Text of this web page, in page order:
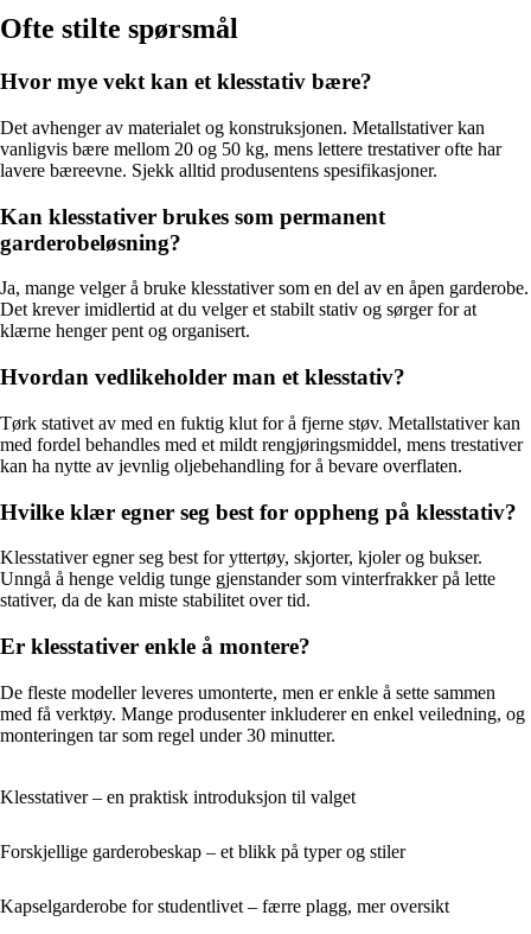
Ofte stilte spørsmål
Hvor mye vekt kan et klesstativ bære?
Det avhenger av materialet og konstruksjonen. Metallstativer kan
vanligvis bære mellom 20 og 50 kg, mens lettere trestativer ofte har
lavere bæreevne. Sjekk alltid produsentens spesifikasjoner.
Kan klesstativer brukes som permanent
garderobeløsning?
Ja, mange velger å bruke klesstativer som en del av en åpen garderobe.
Det krever imidlertid at du velger et stabilt stativ og sørger for at
klærne henger pent og organisert.
Hvordan vedlikeholder man et klesstativ?
Tørk stativet av med en fuktig klut for å fjerne støv. Metallstativer kan
med fordel behandles med et mildt rengjøringsmiddel, mens trestativer
kan ha nytte av jevnlig oljebehandling for å bevare overflaten.
Hvilke klær egner seg best for oppheng på klesstativ?
Klesstativer egner seg best for yttertøy, skjorter, kjoler og bukser.
Unngå å henge veldig tunge gjenstander som vinterfrakker på lette
stativer, da de kan miste stabilitet over tid.
Er klesstativer enkle å montere?
De fleste modeller leveres umonterte, men er enkle å sette sammen
med få verktøy. Mange produsenter inkluderer en enkel veiledning, og
monteringen tar som regel under 30 minutter.
Klesstativer – en praktisk introduksjon til valget
Forskjellige garderobeskap – et blikk på typer og stiler
Kapselgarderobe for studentlivet – færre plagg, mer oversikt